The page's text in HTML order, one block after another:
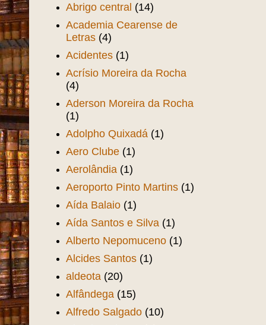
Abrigo central (14)
Academia Cearense de
Letras (4)
Acidentes (1)
Acrísio Moreira da Rocha
(4)
Aderson Moreira da Rocha
(1)
Adolpho Quixadá (1)
Aero Clube (1)
Aerolândia (1)
Aeroporto Pinto Martins (1)
Aída Balaio (1)
Aída Santos e Silva (1)
Alberto Nepomuceno (1)
Alcides Santos (1)
aldeota (20)
Alfândega (15)
Alfredo Salgado (10)